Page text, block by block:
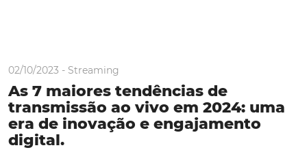
02/10/2023 - Streaming
As 7 maiores tendências de
transmissão ao vivo em 2024: uma
era de inovação e engajamento
digital.